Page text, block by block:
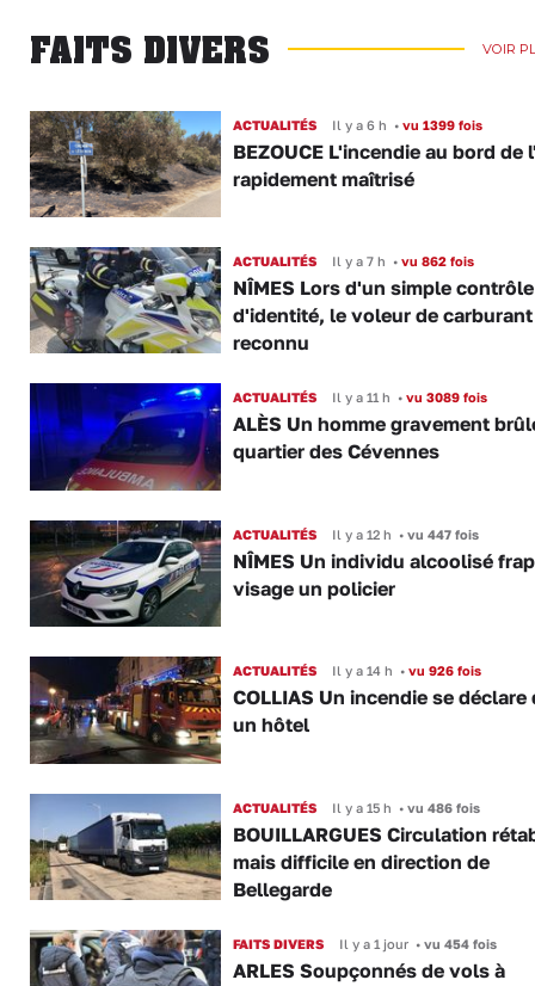
FAITS DIVERS VOIR
ACTUALITÉS Il y a 6 h •vu 1399 fois
BEZOUCE L'incendie au bord de
rapidement maîtrisé
ACTUALITÉS Il y a 7 h •vu 862 fois
NÎMES Lors d'un simple contrôle
d'identité, le voleur de
reconnu
ACTUALITÉS Il y a 11 h •vu 3089 fois
ALÈS Un homme gravement
quartier des Cévennes
ACTUALITÉS Il y a 12 h •vu 447 fois
NÎMES Un individu alcoolisé
visage un policier
ACTUALITÉS Il y a 14 h •vu 926 fois
COLLIAS Un incendie se déclare
un hôtel
ACTUALITÉS Il y a 15 h •vu 486 fois
BOUILLARGUES Circulation
mais difficile en direction de
Bellegarde
FAITS DIVERS Il y a 1 jour •vu 454 fois
ARLES Soupçonnés de vols à